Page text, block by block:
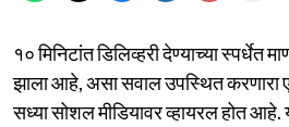
१० मिनिटांत डिलिव्हरी देण्याच्या स्पर्धेत
झाला आहे, असा सवाल उपस्थित करणारा
सध्या सोशल मीडियावर व्हायरल होत